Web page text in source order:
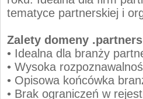
tematyce partnerskiej i
Zalety domeny
• Idealna dla branży
• Wysoka
• Opisowa końcówka
• Brak ograniczeń w